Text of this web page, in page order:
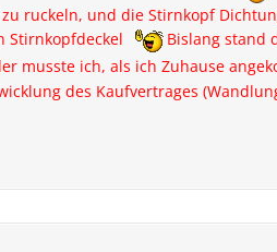
ruckeln, und die Stirnkopf
Stirnkopfdeckel
Bislang stand
musste ich, als ich Zuhause
des Kaufvertrages